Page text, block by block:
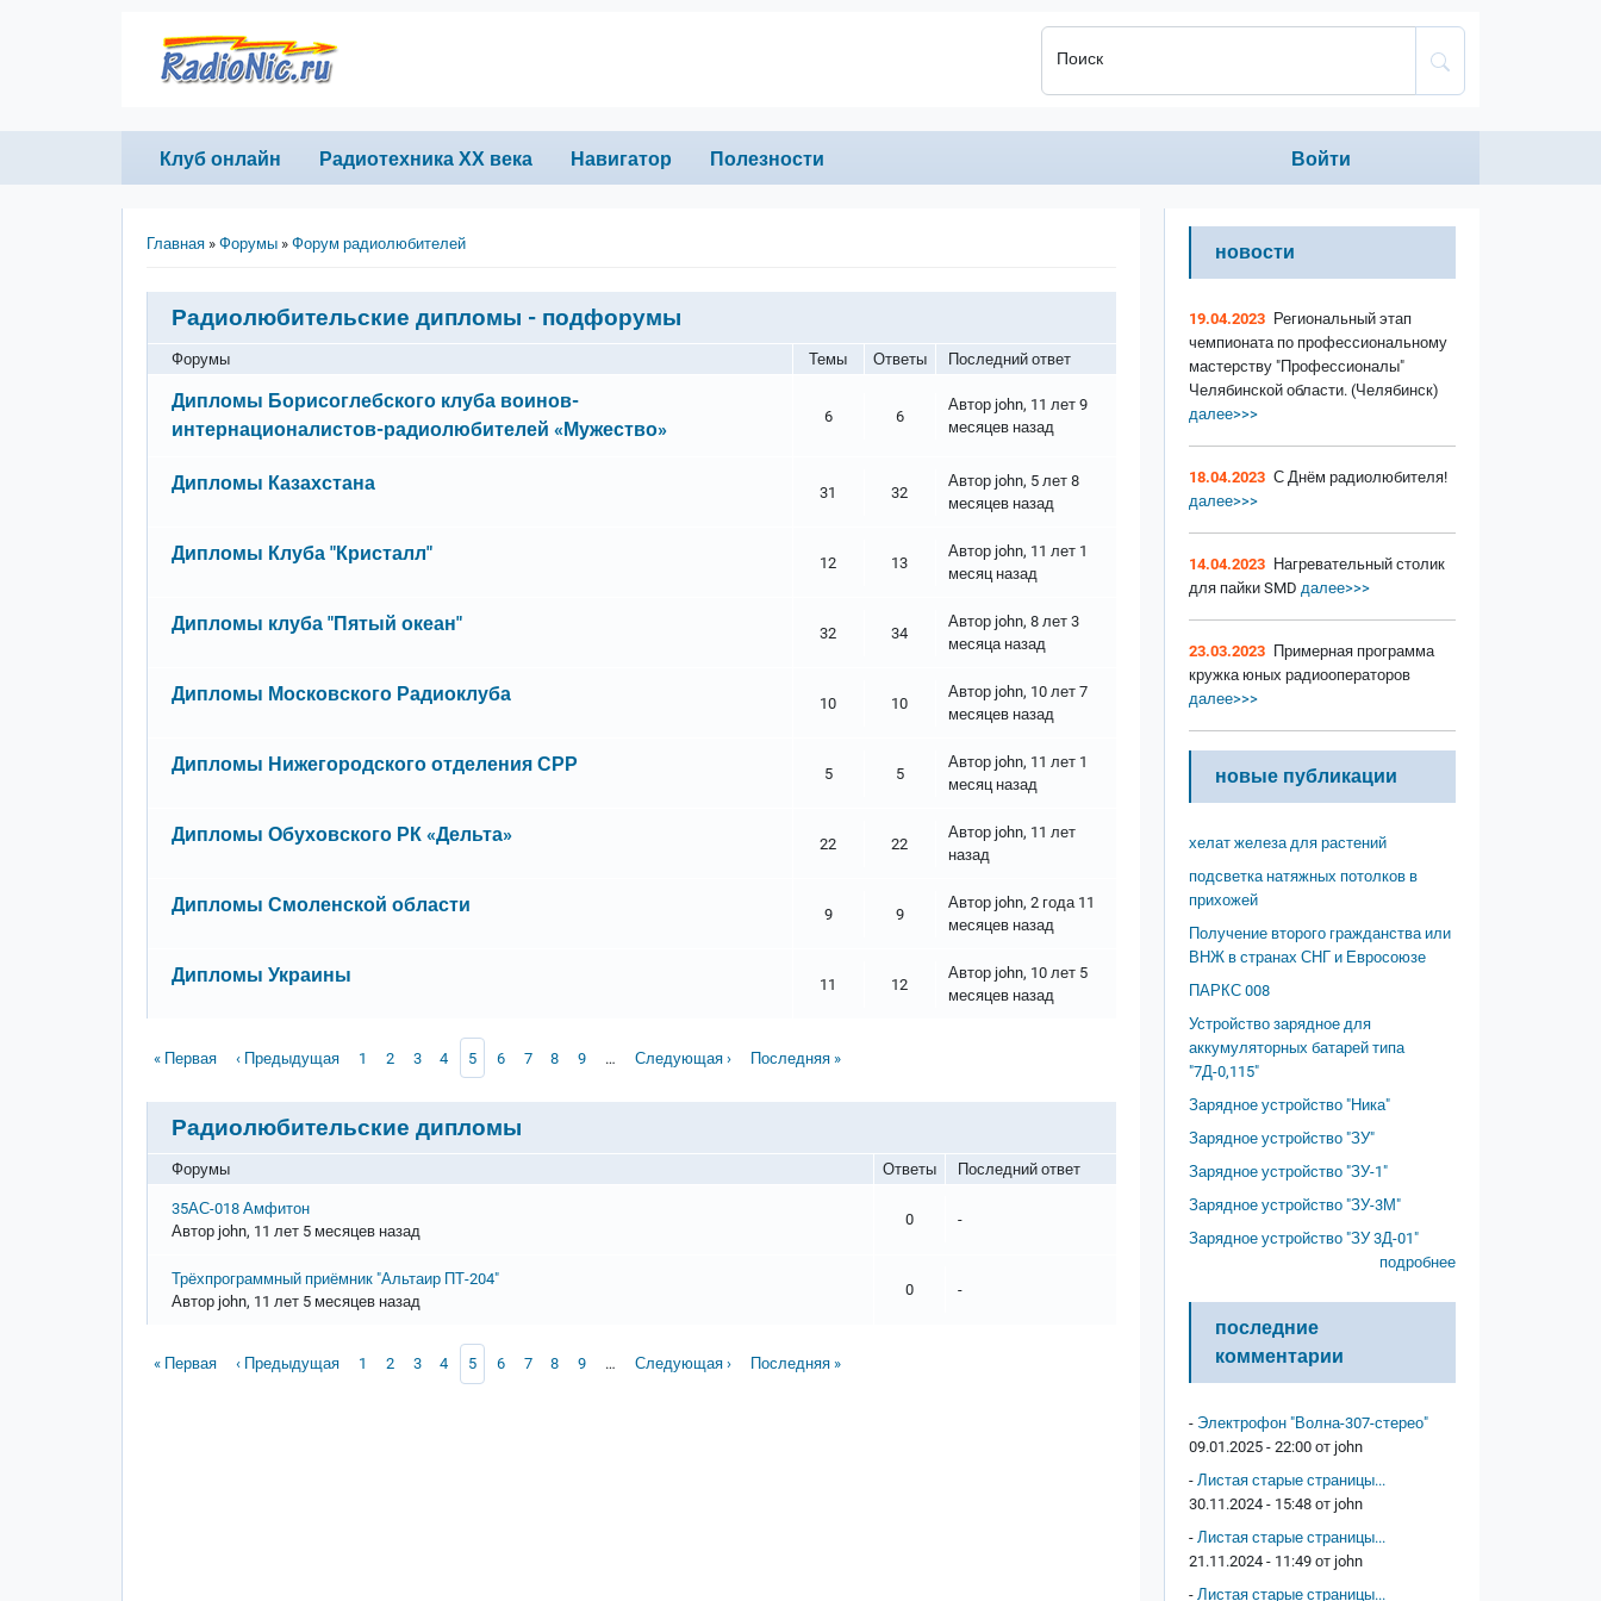
Поиск
Primary links
Клуб онлайн Радиотехника ХХ века Навигатор Полезности
Anonumous menu
Войти
Строка навигации
Главная Форумы Форум радиолюбителей
Радиолюбительские дипломы - подфорумы
Темы Ответы Последний ответ
Форумы
6 6
Автор john, 11 лет 9
месяцев назад
Нет новых сообщений
Дипломы Борисоглебского клуба воинов-
интернационалистов-радиолюбителей «Мужество»
31 32
Автор john, 5 лет 8
месяцев назад
Нет новых сообщений
Дипломы Казахстана
12 13
Автор john, 11 лет 1
месяц назад
Нет новых сообщений
Дипломы Клуба "Кристалл"
32 34
Автор john, 8 лет 3
месяца назад
Нет новых сообщений
Дипломы клуба "Пятый океан"
10 10
Автор john, 10 лет 7
месяцев назад
Нет новых сообщений
Дипломы Московского Радиоклуба
5 5
Автор john, 11 лет 1
месяц назад
Нет новых сообщений
Дипломы Нижегородского отделения СРР
22 22
Автор john, 11 лет
назад
Нет новых сообщений
Дипломы Обуховского РК «Дельта»
9 9
Автор john, 2 года 11
месяцев назад
Нет новых сообщений
Дипломы Смоленской области
11 12
Автор john, 10 лет 5
месяцев назад
Нет новых сообщений
Дипломы Украины
Первая страница
« Первая Предыдущая страница
‹ Предыдущая Page
1 Page
2 Page
3 Page
4 Текущая страница
5 Page
6 Page
7 Page
8 Page
9 … Следующая страница
Следующая › Последняя страница
Последняя »
Радиолюбительские дипломы
Ответы Последний ответ
Форумы
Обычная тема
35АС-018 Амфитон
Автор john, 11 лет 5 месяцев назад
0 -
Обычная тема
Трёхпрограммный приёмник "Альтаир ПТ-204"
Автор john, 11 лет 5 месяцев назад
0 -
Первая страница
« Первая Предыдущая страница
‹ Предыдущая Page
1 Page
2 Page
3 Page
4 Текущая страница
5 Page
6 Page
7 Page
8 Page
9 … Следующая страница
Следующая › Последняя страница
Последняя »
новости
19.04.2023 Региональный этап
чемпионата по профессиональному
мастерству "Профессионалы"
Челябинской области. (Челябинск)
далее>>>
18.04.2023 С Днём радиолюбителя!
далее>>>
14.04.2023 Нагревательный столик
для пайки SMD далее>>>
23.03.2023 Примерная программа
кружка юных радиооператоров
далее>>>
новые публикации
хелат железа для растений
подсветка натяжных потолков в
прихожей
Получение второго гражданства или
ВНЖ в странах СНГ и Евросоюзе
ПАРКС 008
Устройство зарядное для
аккумуляторных батарей типа
"7Д-0,115"
Зарядное устройство "Ника"
Зарядное устройство "ЗУ"
Зарядное устройство "ЗУ-1"
Зарядное устройство "ЗУ-3М"
Зарядное устройство "ЗУ 3Д-01"
подробнее
последние
комментарии
- Электрофон "Волна-307-стерео"
09.01.2025 - 22:00 от john
- Листая старые страницы...
30.11.2024 - 15:48 от john
- Листая старые страницы...
21.11.2024 - 11:49 от john
- Листая старые страницы...